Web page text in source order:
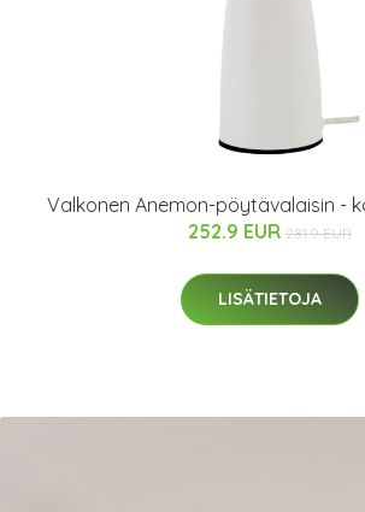
Valkonen Anemon-pöytävalaisin -
252.9 EUR 281.9 EUR
LISÄTIETOJA